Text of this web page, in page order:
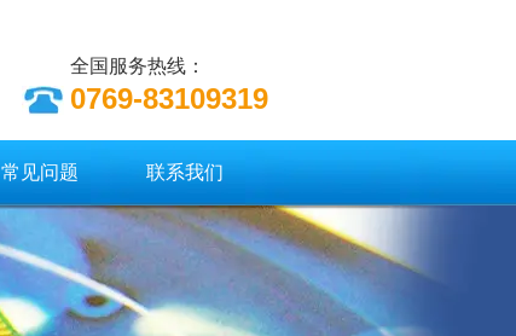
全国服务热线：
0769-83109319
常见问题 联系我们